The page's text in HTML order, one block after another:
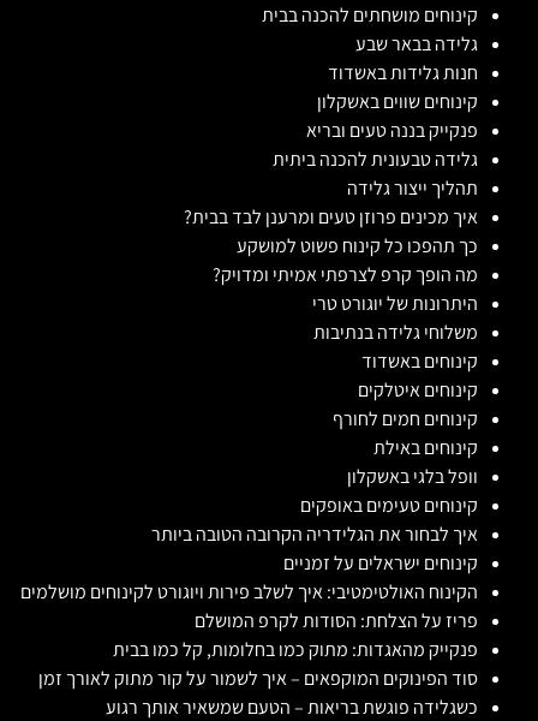
קינוחים מושחתים להכנה בבית
גלידה בבאר שבע
חנות גלידות באשדוד
קינוחים שווים באשקלון
פנקייק בננה טעים ובריא
גלידה טבעונית להכנה ביתית
תהליך ייצור גלידה
איך מכינים פרוזן טעים ומרענן לבד בבית?
כך תהפכו כל קינוח פשוט למושקע
מה הופך קרפ לצרפתי אמיתי ומדויק?
היתרונות של יוגורט טרי
משלוחי גלידה בנתיבות
קינוחים באשדוד
קינוחים איטלקים
קינוחים חמים לחורף
קינוחים באילת
וופל בלגי באשקלון
קינוחים טעימים באופקים
איך לבחור את הגלידריה הקרובה הטובה ביותר
קינוחים ישראלים על זמניים
הקינוח האולטימטיבי: איך לשלב פירות ויוגורט לקינוחים מושלמים
פריז על הצלחת: הסודות לקרפ המושלם
פנקייק מהאגדות: מתוק כמו בחלומות, קל כמו בבית
סוד הפינוקים המוקפאים – איך לשמור על קור מתוק לאורך זמן
כשגלידה פוגשת בריאות – הטעם שמשאיר אותך רגוע